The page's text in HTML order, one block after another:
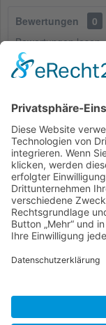
Bewertungen
0
Bewertungen
Kunden haben
Service Hotline
Shop Service
Informationen
* Alle Preise inkl.
Bestellung